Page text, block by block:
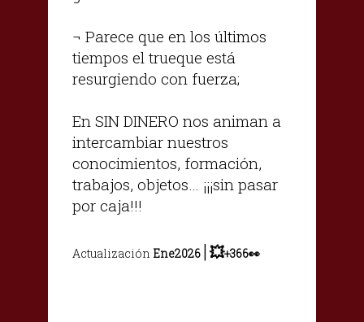
¬ Parece que en los últimos
tiempos el trueque está
resurgiendo con fuerza;
En SIN DINERO nos animan a
intercambiar nuestros
conocimientos, formación,
trabajos, objetos… ¡¡¡sin pasar
por caja!!!
Actualización Ene2026 |💥+366👀